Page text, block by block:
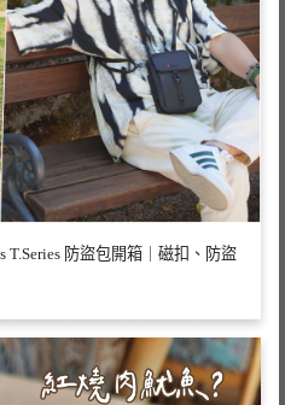
防盜包開箱｜磁扣、防盜